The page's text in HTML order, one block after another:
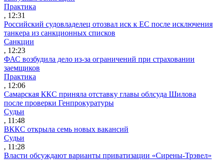
Практика
, 12:31
Российский судовладелец отозвал иск к ЕС после исключения
танкера из санкционных списков
Санкции
, 12:23
ФАС возбудила дело из-за ограничений при страховании
заемщиков
Практика
, 12:06
Самарская ККС приняла отставку главы облсуда Шилова
после проверки Генпрокуратуры
Судьи
, 11:48
ВККС открыла семь новых вакансий
Судьи
, 11:28
Власти обсуждают варианты приватизации «Сирены-Трэвел»